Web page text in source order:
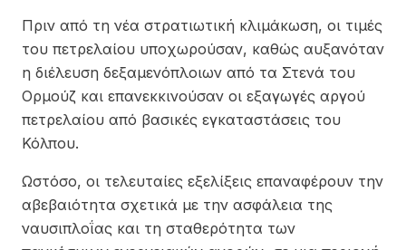
Πριν από τη νέα στρατιωτική κλιμάκωση, οι τιμές
του πετρελαίου υποχωρούσαν, καθώς αυξανόταν
η διέλευση δεξαμενόπλοιων από τα Στενά του
Ορμούζ και επανεκκινούσαν οι εξαγωγές αργού
πετρελαίου από βασικές εγκαταστάσεις του
Κόλπου.
Ωστόσο, οι τελευταίες εξελίξεις επαναφέρουν την
αβεβαιότητα σχετικά με την ασφάλεια της
ναυσιπλοΐας και τη σταθερότητα των